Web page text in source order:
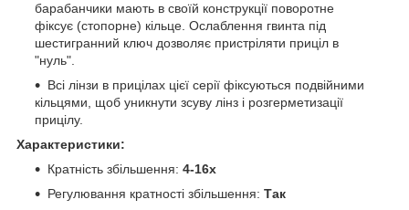
барабанчики мають в своїй конструкції поворотне
фіксує (стопорне) кільце. Ослаблення гвинта під
шестигранний ключ дозволяє пристріляти приціл в
"нуль".
Всі лінзи в прицілах цієї серії фіксуються подвійними
кільцями, щоб уникнути зсуву лінз і розгерметизації
прицілу.
Характеристики:
Кратність збільшення: 4-16x
Регулювання кратності збільшення: Так